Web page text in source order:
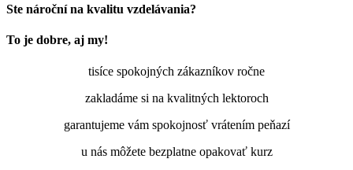
Ste nároční na kvalitu vzdelávania?
To je dobre, aj my!
tisíce spokojných zákazníkov ročne
zakladáme si na kvalitných lektoroch
garantujeme vám spokojnosť vrátením peňazí
u nás môžete bezplatne opakovať kurz